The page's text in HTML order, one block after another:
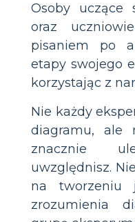
Osoby uczące
oraz
pisaniem po
etapy swojego
korzystając z
Nie każdy
diagramu, ale
znacznie
uwzględnisz.
na tworzeniu
zrozumienia